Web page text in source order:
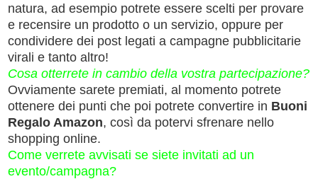
natura, ad esempio potrete essere scelti per provare
e recensire un prodotto o un servizio, oppure per
condividere dei post legati a campagne pubblicitarie
virali e tanto altro!
Cosa otterrete in cambio della vostra partecipazione?
Ovviamente sarete premiati, al momento potrete
ottenere dei punti che poi potrete convertire in Buoni
Regalo Amazon, così da potervi sfrenare nello
shopping online.
Come verrete avvisati se siete invitati ad un
evento/campagna?